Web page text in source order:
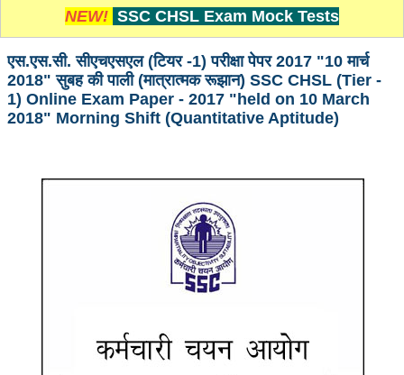
Exam Calendar
PDF NOTES
SSC CGL Tier-1 PDF NOTES
Scientific Assistant(IMD) PDF Notes
SSC Junior Engineer Notes
FREE Current Affairs
NEW! SSC CHSL Exam Mock Tests
एस.एस.सी. सीएचएसएल (टियर -1) परीक्षा पेपर 2017 "10 मार्च
2018" सुबह की पाली (मात्रात्मक रूझान) SSC CHSL (Tier -
1) Online Exam Paper - 2017 "held on 10 March
2018" Morning Shift (Quantitative Aptitude)